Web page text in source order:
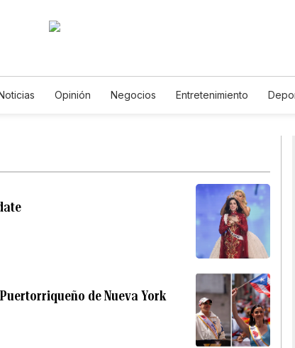
Opinión Negocios Entretenimiento
de Nueva York